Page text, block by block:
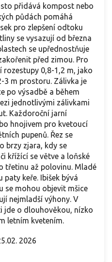
přidává kompost nebo
půdách pomáhá
pro zlepšení odtoku
se vysazují od března
se upřednostňuje
před zimou. Pro
0,8-1,2 m, jako
3 m prostoru. Zálivka je
po výsadbě a během
jednotlivými zálivkami
Každoroční jarní
hnojivem pro kvetoucí
pupenů. Řez se
brzy zjara, kdy se
křížící se větve a loňské
třetinu až polovinu. Mladé
keře. Ibišek bývá
se mohou objevit mšice
nejmladší výhony. V
jde o dlouhověkou, nízko
letním kvetením.
2026